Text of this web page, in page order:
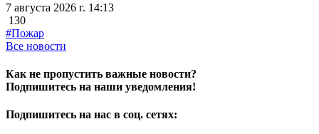
7 августа 2026 г. 14:13
130
#Пожар
Все новости
Как не пропустить важные новости?
Подпишитесь на наши уведомления!
Подпишитесь на нас в соц. сетях: